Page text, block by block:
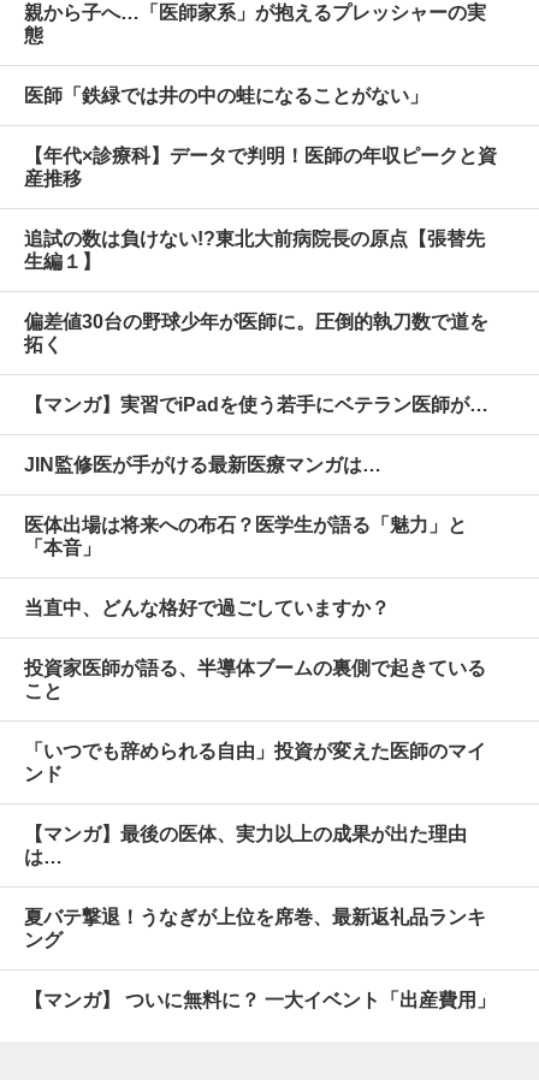
親から子へ…「医師家系」が抱えるプレッシャーの実
態
医師「鉄緑では井の中の蛙になることがない」
【年代×診療科】データで判明！医師の年収ピークと資
産推移
追試の数は負けない!?東北大前病院長の原点【張替先
生編１】
偏差値30台の野球少年が医師に。圧倒的執刀数で道を
拓く
【マンガ】実習でiPadを使う若手にベテラン医師が…
JIN監修医が手がける最新医療マンガは…
医体出場は将来への布石？医学生が語る「魅力」と
「本音」
当直中、どんな格好で過ごしていますか？
投資家医師が語る、半導体ブームの裏側で起きている
こと
「いつでも辞められる自由」投資が変えた医師のマイ
ンド
【マンガ】最後の医体、実力以上の成果が出た理由
は…
夏バテ撃退！うなぎが上位を席巻、最新返礼品ランキ
ング
【マンガ】 ついに無料に？ 一大イベント「出産費用」